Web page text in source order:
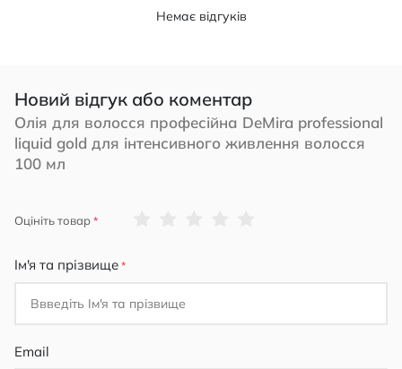
Немає відгуків
Новий відгук або коментар
Олія для волосся професійна DeMira professional
liquid gold для інтенсивного живлення волосся
100 мл
Оцініть товар
Ім'я та прізвище
Email